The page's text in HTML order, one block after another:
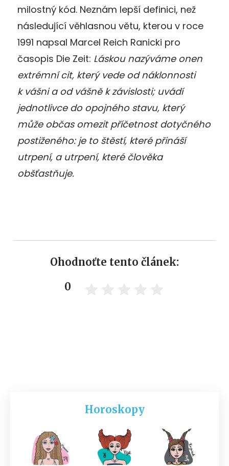
milostný kód. Neznám lepší definici, než
následující věhlasnou větu, kterou v roce
1991 napsal Marcel Reich Ranicki pro
časopis Die Zeit: Láskou nazýváme onen
extrémní cit, který vede od náklonnosti
k vášni a od vášně k závislosti; uvádí
jednotlivce do opojného stavu, který
může občas omezit příčetnost dotyčného
postiženého: je to štěstí, které přináší
utrpení, a utrpení, které člověka
obšťastňuje.
Ohodnoťte tento článek:
0
Horoskopy